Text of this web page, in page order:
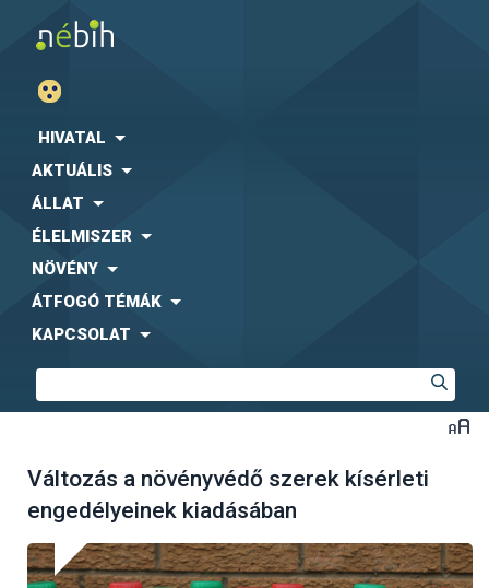
HIVATAL
AKTUÁLIS
ÁLLAT
ÉLELMISZER
NÖVÉNY
ÁTFOGÓ TÉMÁK
KAPCSOLAT
Változás a növényvédő szerek kísérleti
engedélyeinek kiadásában